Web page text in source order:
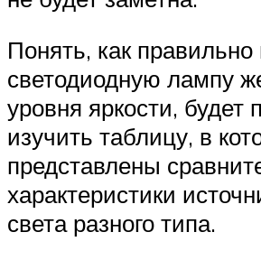
Понять, как
светодиодную лампу
уровня яркости, будет
изучить таблицу, в
представлены
характеристики
света разного типа.